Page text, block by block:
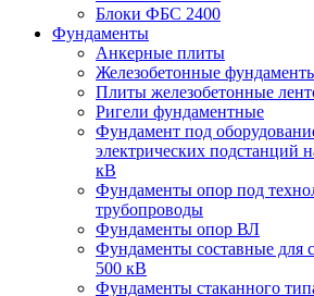
Блоки ФБС 2400
Фундаменты
Анкерные плиты
Железобетонные
Плиты железобетонные
Ригели фундаментные
Фундамент под
электрических подстанций
кВ
Фундаменты опор под
трубопроводы
Фундаменты опор ВЛ
Фундаменты составные для
500 кВ
Фундаменты стаканного